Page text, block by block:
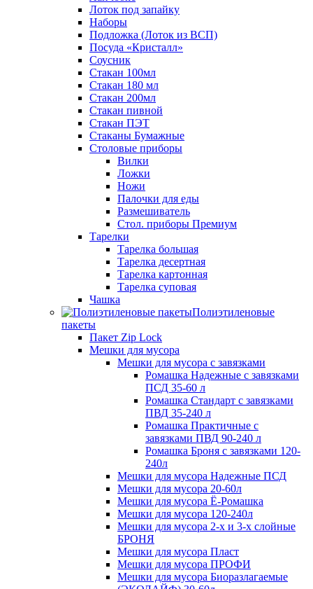
Лоток под запайку
Наборы
Подложка (Лоток из ВСП)
Посуда «Кристалл»
Соусник
Стакан 100мл
Стакан 180 мл
Стакан 200мл
Стакан пивной
Стакан ПЭТ
Стаканы Бумажные
Столовые приборы
Вилки
Ложки
Ножи
Палочки для еды
Размешиватель
Стол. приборы Премиум
Тарелки
Тарелка большая
Тарелка десертная
Тарелка картонная
Тарелка суповая
Чашка
Полиэтиленовые
пакеты
Пакет Zip Lock
Мешки для мусора
Мешки для мусора с завязками
Ромашка Надежные с завязками
ПСД 35-60 л
Ромашка Стандарт с завязками
ПВД 35-240 л
Ромашка Практичные с
завязками ПВД 90-240 л
Ромашка Броня с завязками 120-
240л
Мешки для мусора Надежные ПСД
Мешки для мусора 20-60л
Мешки для мусора Ё-Ромашка
Мешки для мусора 120-240л
Мешки для мусора 2-х и 3-х слойные
БРОНЯ
Мешки для мусора Пласт
Мешки для мусора ПРОФИ
Мешки для мусора Биоразлагаемые